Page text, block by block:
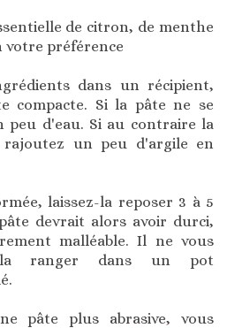
de citron, de menthe
votre préférence
dans un récipient,
compacte. Si la pâte ne se
peu d'eau. Si au contraire la
un peu d'argile en
laissez-la reposer 3 à 5
devrait alors avoir durci,
malléable. Il ne vous
ranger dans un pot
pâte plus abrasive, vous